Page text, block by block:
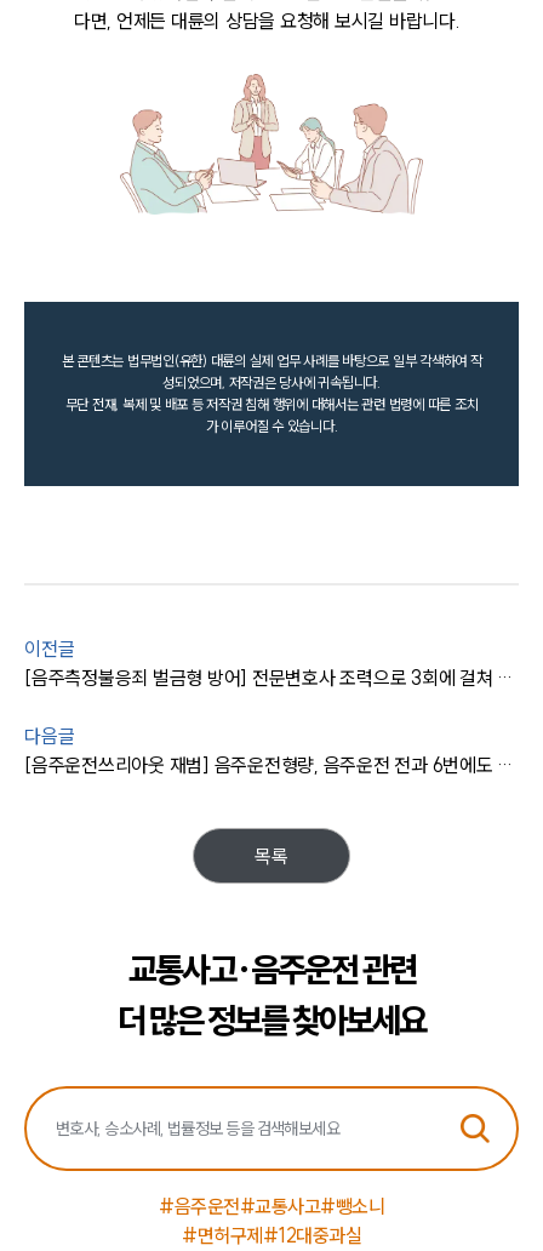
다면, 언제든 대륜의 상담을 요청해 보시길 바랍니다.
본 콘텐츠는 법무법인(유한) 대륜의 실제 업무 사례를 바탕으로 일부 각색하여 작
성되었으며, 저작권은 당사에 귀속됩니다.
무단 전재, 복제 및 배포 등 저작권 침해 행위에 대해서는 관련 법령에 따른 조치
가 이루어질 수 있습니다.
이전글
[음주측정불응죄 벌금형 방어] 전문변호사 조력으로 3회에 걸쳐 측정 거부한 피고인 경미한 벌금형 받아내
다음글
[음주운전쓰리아웃 재범] 음주운전형량, 음주운전 전과 6번에도 불구하고 감형사유 주장으로 벌금형
목록
교통사고·음주운전 관련
더 많은 정보를 찾아보세요
#음주운전#교통사고#뺑소니
#면허구제#12대중과실